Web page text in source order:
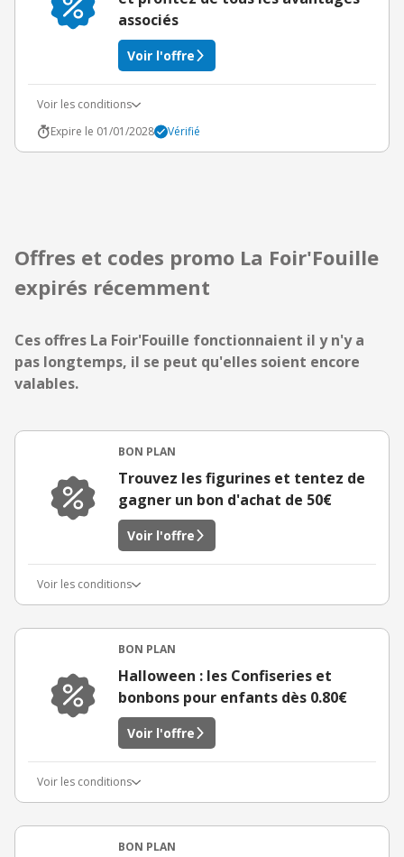
associés
Voir l'offre
Voir les conditions
Expire le 01/01/2028
Vérifié
Offres et codes promo La Foir'Fouille
expirés récemment
Ces offres La Foir'Fouille fonctionnaient il y n'y a
pas longtemps, il se peut qu'elles soient encore
valables.
BON PLAN
Trouvez les figurines et tentez de
gagner un bon d'achat de 50€
Voir l'offre
Voir les conditions
BON PLAN
Halloween : les Confiseries et
bonbons pour enfants dès 0.80€
Voir l'offre
Voir les conditions
BON PLAN